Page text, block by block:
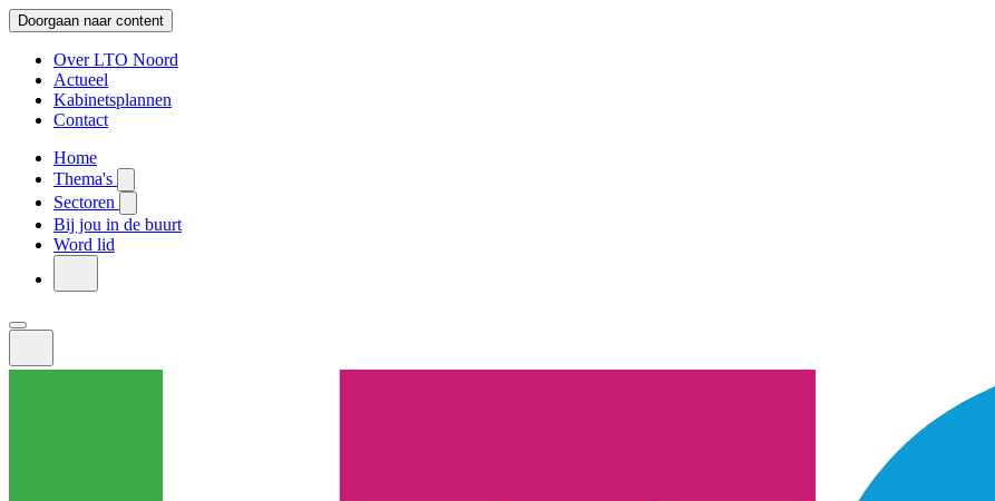
Doorgaan naar content
Over LTO Noord
Actueel
Kabinetsplannen
Contact
Home
Thema's
Sectoren
Bij jou in de buurt
Word lid